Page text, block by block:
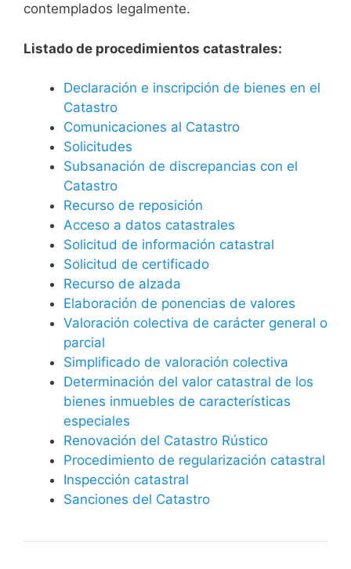
contemplados legalmente.
Listado de procedimientos catastrales:
Declaración e inscripción de bienes en el
Catastro
Comunicaciones al Catastro
Solicitudes
Subsanación de discrepancias con el
Catastro
Recurso de reposición
Acceso a datos catastrales
Solicitud de información catastral
Solicitud de certificado
Recurso de alzada
Elaboración de ponencias de valores
Valoración colectiva de carácter general o
parcial
Simplificado de valoración colectiva
Determinación del valor catastral de los
bienes inmuebles de características
especiales
Renovación del Catastro Rústico
Procedimiento de regularización catastral
Inspección catastral
Sanciones del Catastro